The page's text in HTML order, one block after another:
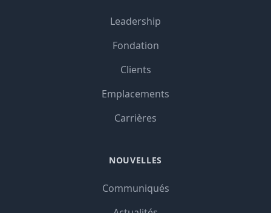
Leadership
Fondation
Clients
Emplacements
Carrières
NOUVELLES
Communiqués